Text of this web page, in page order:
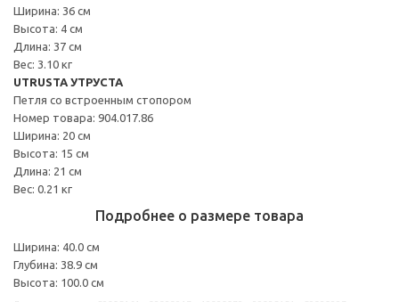
Ширина: 36 см
Высота: 4 см
Длина: 37 см
Вес: 3.10 кг
UTRUSTA УТРУСТА
Петля со встроенным стопором
Номер товара: 904.017.86
Ширина: 20 см
Высота: 15 см
Длина: 21 см
Вес: 0.21 кг
Подробнее о размере товара
Ширина: 40.0 см
Глубина: 38.9 см
Высота: 100.0 см